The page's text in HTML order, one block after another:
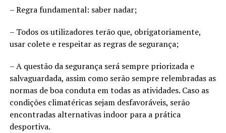
– Regra fundamental: saber nadar;
– Todos os utilizadores terão que, obrigatoriamente,
usar colete e respeitar as regras de segurança;
– A questão da segurança será sempre priorizada e
salvaguardada, assim como serão sempre relembradas as
normas de boa conduta em todas as atividades. Caso as
condições climatéricas sejam desfavoráveis, serão
encontradas alternativas indoor para a prática
desportiva.